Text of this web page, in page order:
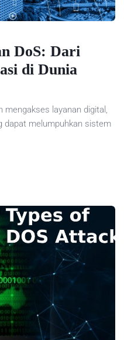
DoS: Dari
di Dunia
mengakses layanan digital,
dapat melumpuhkan sistem